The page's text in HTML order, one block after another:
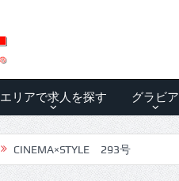
エリアで求人を探す グラビア
CINEMA×STYLE 293号
CINEMA×STYLE 292号